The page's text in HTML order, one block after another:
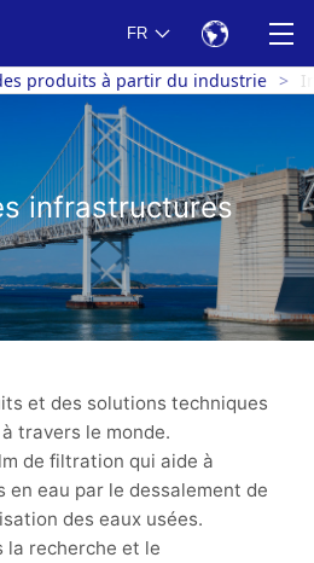
FR
produits à partir du industrie
infrastructures
et des solutions techniques
travers le monde.
de filtration qui aide à
en eau par le dessalement de
des eaux usées.
la recherche et le